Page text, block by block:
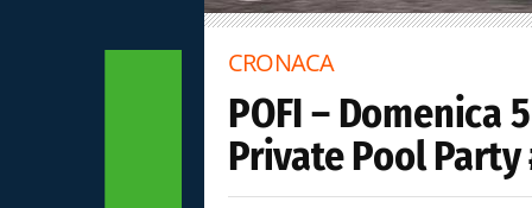
CRONACA
POFI – Domenica
Private Pool Party